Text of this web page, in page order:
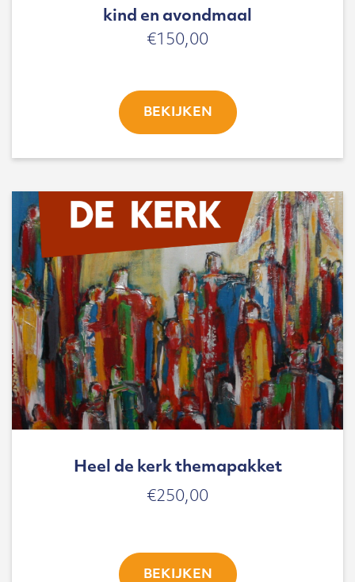
kind en avondmaal
€150,00
BEKIJKEN
Heel de kerk themapakket
€250,00
BEKIJKEN